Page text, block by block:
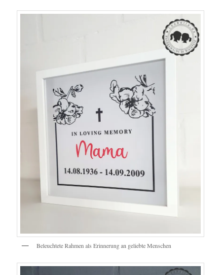
Beleuchtete Rahmen als Erinnerung an geliebte Menschen